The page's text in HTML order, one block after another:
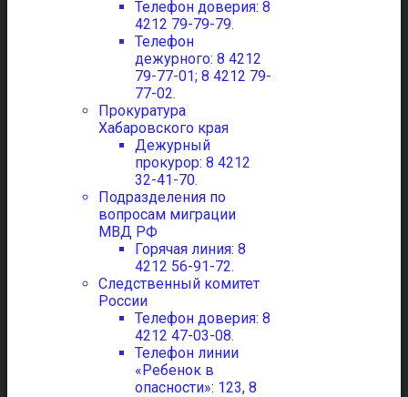
Телефон доверия: 8
4212 79-79-79.
Телефон
дежурного: 8 4212
79-77-01; 8 4212 79-
77-02.
Прокуратура
Хабаровского края
Дежурный
прокурор: 8 4212
32-41-70.
Подразделения по
вопросам миграции
МВД РФ
Горячая линия: 8
4212 56-91-72.
Следственный комитет
России
Телефон доверия: 8
4212 47-03-08.
Телефон линии
«Ребенок в
опасности»: 123, 8